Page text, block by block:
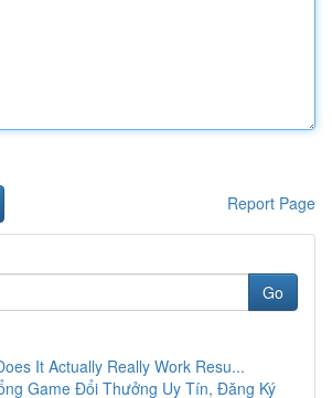
Report Page
Go
It Actually Really Work Resu...
Game Đổi Thưởng Uy Tín, Đăng Ký